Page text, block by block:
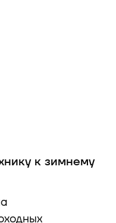
к зимнему